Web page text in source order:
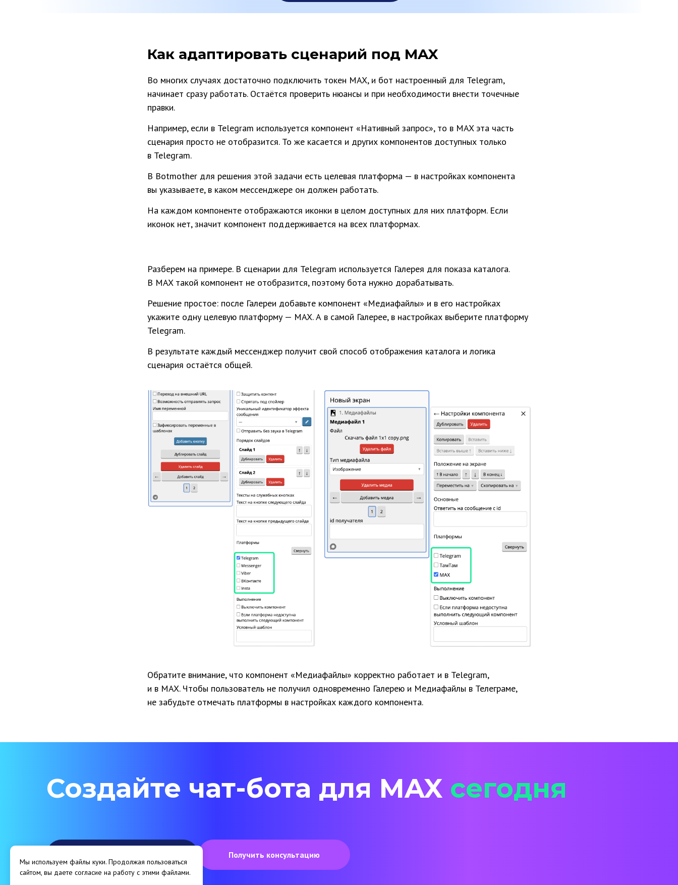
Как адаптировать сценарий под MAX
Во многих случаях достаточно подключить токен MAX, и бот настроенный для Telegram,
начинает сразу работать. Остаётся проверить нюансы и при необходимости внести точечные
правки.
Например, если в Telegram используется компонент «Нативный запрос», то в MAX эта часть
сценария просто не отобразится. То же касается и других компонентов доступных только
в Telegram.
В Botmother для решения этой задачи есть целевая платформа — в настройках компонента
вы указываете, в каком мессенджере он должен работать.
На каждом компоненте отображаются иконки в целом доступных для них платформ. Если
иконок нет, значит компонент поддерживается на всех платформах.
Разберем на примере. В сценарии для Telegram используется Галерея для показа каталога.
В MAX такой компонент не отобразится, поэтому бота нужно дорабатывать.
Решение простое: после Галереи добавьте компонент «Медиафайлы» и в его настройках
укажите одну целевую платформу — MAX. А в самой Галерее, в настройках выберите платформу
В результате каждый мессенджер получит свой способ отображения каталога и логика
сценария остаётся общей.
Обратите внимание, что компонент «Медиафайлы» корректно работает и в Telegram,
Мы используем файлы куки. Продолжая пользоваться
сайтом, вы даете согласие на работу с этими файлами.